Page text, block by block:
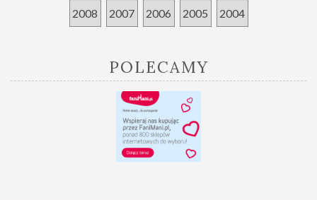
2008 2007 2006 2005 2004
POLECAMY